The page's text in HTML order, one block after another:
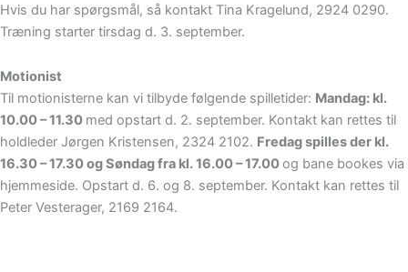
Hvis du har spørgsmål, så kontakt Tina Kragelund, 2924 0290.
Træning starter tirsdag d. 3. september.
Motionist
Til motionisterne kan vi tilbyde følgende spilletider: Mandag: kl.
10.00 – 11.30 med opstart d. 2. september. Kontakt kan rettes til
holdleder Jørgen Kristensen, 2324 2102. Fredag spilles der kl.
16.30 – 17.30 og Søndag fra kl. 16.00 – 17.00og bane bookes via
hjemmeside. Opstart d. 6. og 8. september. Kontakt kan rettes til
Peter Vesterager, 2169 2164.